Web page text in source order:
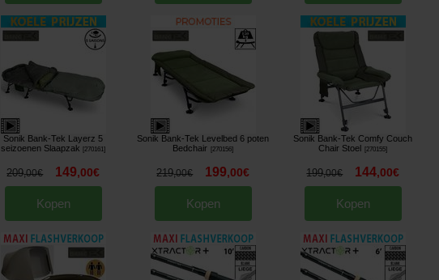
Sonik Bank-Tek Layerz 5
seizoenen Slaapzak
[270161]
209,00€ 149,00€
Kopen
Sonik Bank-Tek Levelbed 6 poten
Bedchair
270156]
219,00€ 199,00€
Kopen
Sonik Bank-Tek Comfy Couch
Chair Stoel
270155]
199,00€ 144,00€
Kopen